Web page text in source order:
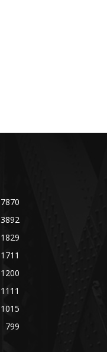
7870
3892
1829
1711
1200
1111
1015
799